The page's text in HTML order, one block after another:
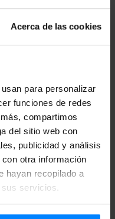
Acerca de las cookies
para personalizar
funciones de redes
compartimos
del sitio web con
publicidad y análisis
otra información
hayan recopilado a
servicios.
de Palmer en Burdeos.
incluido este recital en
lo que da la
suscitando este trío.
su segundo
de abril el las cuevas
y Xan regresan a
una atención especial